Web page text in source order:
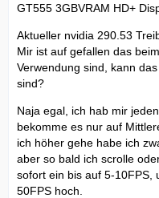
GT555 3GBVRAM HD+
Aktueller nvidia 290.53
Mir ist auf gefallen das
Verwendung sind, kann
sind?
Naja egal, ich hab mir
bekomme es nur auf
ich höher gehe habe ich
aber so bald ich scrolle
sofort ein bis auf 5-10FPS,
50FPS hoch.